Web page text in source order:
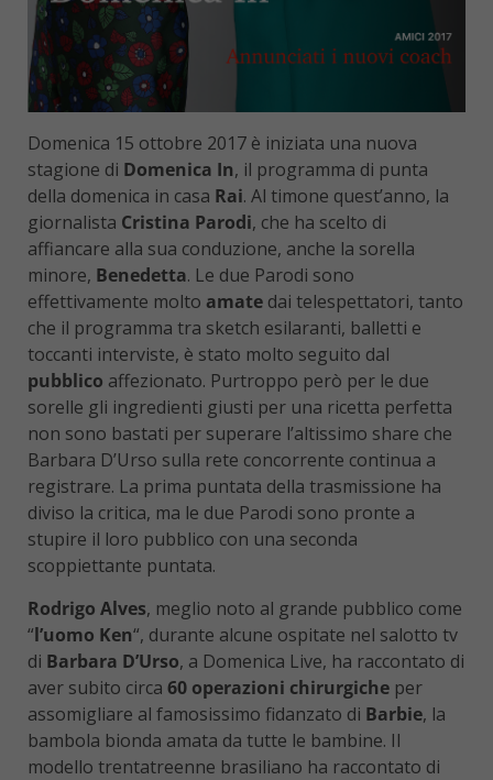
Domenica 15 ottobre 2017 è iniziata una nuova
stagione di Domenica In, il programma di punta
della domenica in casa Rai. Al timone quest’anno, la
giornalista Cristina Parodi, che ha scelto di
affiancare alla sua conduzione, anche la sorella
minore, Benedetta. Le due Parodi sono
effettivamente molto amate dai telespettatori, tanto
che il programma tra sketch esilaranti, balletti e
toccanti interviste, è stato molto seguito dal
pubblico affezionato. Purtroppo però per le due
sorelle gli ingredienti giusti per una ricetta perfetta
non sono bastati per superare l’altissimo share che
Barbara D’Urso sulla rete concorrente continua a
registrare. La prima puntata della trasmissione ha
diviso la critica, ma le due Parodi sono pronte a
stupire il loro pubblico con una seconda
scoppiettante puntata.
Rodrigo Alves, meglio noto al grande pubblico come
“l’uomo Ken“, durante alcune ospitate nel salotto tv
di Barbara D’Urso, a Domenica Live, ha raccontato di
aver subito circa 60 operazioni chirurgiche per
assomigliare al famosissimo fidanzato di Barbie, la
bambola bionda amata da tutte le bambine. Il
modello trentatreenne brasiliano ha raccontato di